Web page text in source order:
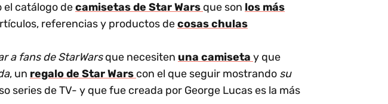
el catálogo decamisetas de Star Wars que son los más
referencias y productos decosas chulas
a fans de StarWarsque necesiten una camiseta y que
, un regalo de Star Wars con el que seguir mostrando su
de TV- y que fue creada por George Lucas es la más